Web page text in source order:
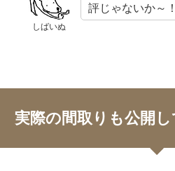
しばいぬ
評じゃないか～！
実際の間取りも公開